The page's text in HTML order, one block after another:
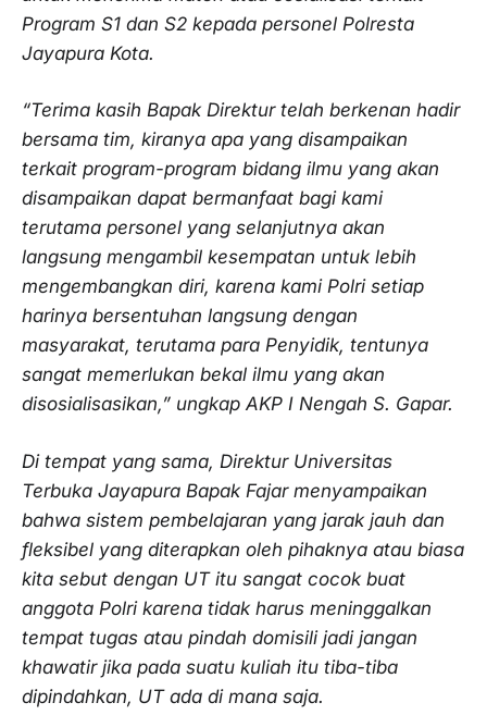
Program S1 dan S2 kepada personel Polresta
Jayapura Kota.
“Terima kasih Bapak Direktur telah berkenan hadir
bersama tim, kiranya apa yang disampaikan
terkait program-program bidang ilmu yang akan
disampaikan dapat bermanfaat bagi kami
terutama personel yang selanjutnya akan
langsung mengambil kesempatan untuk lebih
mengembangkan diri, karena kami Polri setiap
harinya bersentuhan langsung dengan
masyarakat, terutama para Penyidik, tentunya
sangat memerlukan bekal ilmu yang akan
disosialisasikan,” ungkap AKP I Nengah S. Gapar.
Di tempat yang sama, Direktur Universitas
Terbuka Jayapura Bapak Fajar menyampaikan
bahwa sistem pembelajaran yang jarak jauh dan
fleksibel yang diterapkan oleh pihaknya atau biasa
kita sebut dengan UT itu sangat cocok buat
anggota Polri karena tidak harus meninggalkan
tempat tugas atau pindah domisili jadi jangan
khawatir jika pada suatu kuliah itu tiba-tiba
dipindahkan, UT ada di mana saja.